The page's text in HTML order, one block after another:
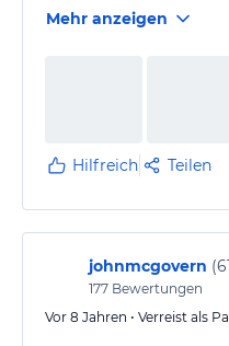
Mehr anzeigen
Hilfreich Teilen
johnmcgovern (
177 Bewertungen
Vor 8 Jahren • Verreist als